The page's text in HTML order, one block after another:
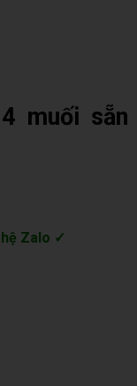
muối sẵn
Zalo ✓